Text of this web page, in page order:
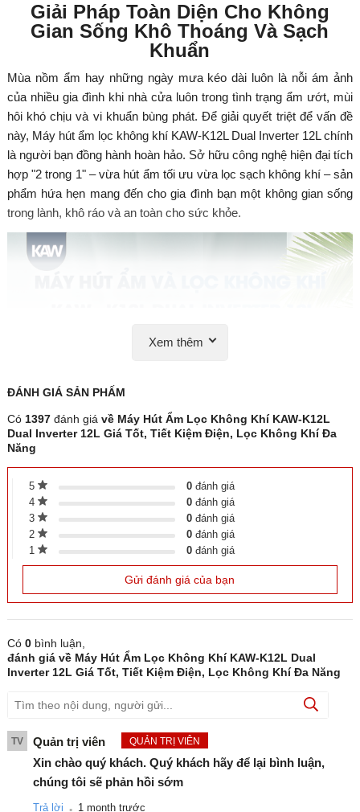
Giải Pháp Toàn Diện Cho Không
Gian Sống Khô Thoáng Và Sạch
Khuẩn
Mùa nồm ẩm hay những ngày mưa kéo dài luôn là nỗi ám ảnh
của nhiều gia đình khi nhà cửa luôn trong tình trạng ẩm ướt, mùi
hôi khó chịu và vi khuẩn bùng phát. Để giải quyết triệt để vấn đề
này, Máy hút ẩm lọc không khí KAW-K12L Dual Inverter 12Lchính
là người bạn đồng hành hoàn hảo. Sở hữu công nghệ hiện đại tích
hợp "2 trong 1" – vừa hút ẩm tối ưu vừa lọc sạch không khí – sản
phẩm hứa hẹn mang đến cho gia đình bạn một không gian sống
trong lành, khô ráo và an toàn cho sức khỏe.
Các Tính Năng Nổi Bật
Công nghệ Dual Inverter tiên tiến:
Xem thêm
ĐÁNH GIÁ SẢN PHẤM
Có 1397đánh giá về Máy Hút Ẩm Lọc Không Khí KAW-K12L
Dual Inverter 12L Giá Tốt, Tiết Kiệm Điện, Lọc Không Khí Đa
Năng
5 0 đánh giá
4
0 đánh giá
3
0 đánh giá
2
0 đánh giá
1
0 đánh giá
Gửi đánh giá của bạn
Có 0bình luận,
đánh giá về Máy Hút Ẩm Lọc Không Khí KAW-K12L Dual
Inverter 12L Giá Tốt, Tiết Kiệm Điện, Lọc Không Khí Đa Năng
TV Quản trị viên QUẢN TRỊ VIÊN
Xin chào quý khách. Quý khách hãy để lại bình luận,
chúng tôi sẽ phản hồi sớm
Trả lời . 1 month trước